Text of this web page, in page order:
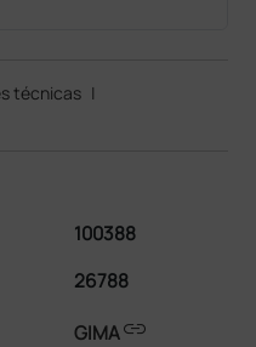
técnicas |
100388
26788
GIMAlink